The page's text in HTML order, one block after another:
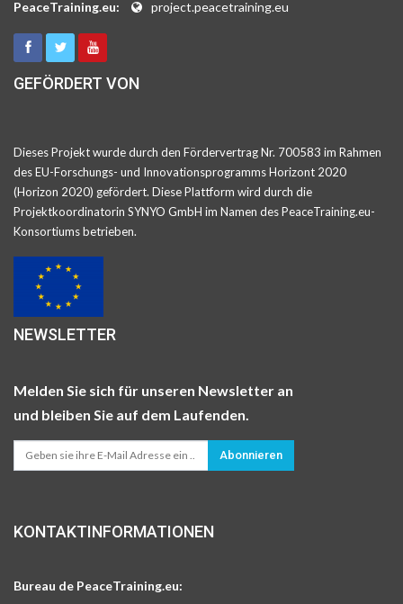
PeaceTraining.eu: project.peacetraining.eu
GEFÖRDERT VON
Dieses Projekt wurde durch den Fördervertrag Nr. 700583 im Rahmen
des EU-Forschungs- und Innovationsprogramms Horizont 2020
(Horizon 2020) gefördert. Diese Plattform wird durch die
Projektkoordinatorin SYNYO GmbH im Namen des PeaceTraining.eu-
Konsortiums betrieben.
NEWSLETTER
Melden Sie sich für unseren Newsletter an
und bleiben Sie auf dem Laufenden.
Abonnieren
KONTAKTINFORMATIONEN
Bureau de PeaceTraining.eu: